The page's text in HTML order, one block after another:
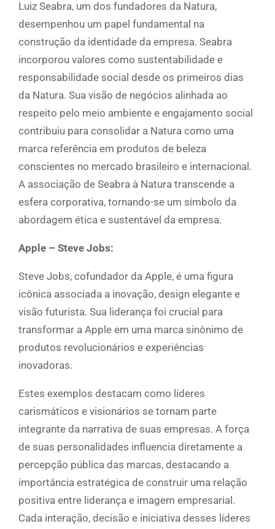
Luiz Seabra, um dos fundadores da Natura,
desempenhou um papel fundamental na
construção da identidade da empresa. Seabra
incorporou valores como sustentabilidade e
responsabilidade social desde os primeiros dias
da Natura. Sua visão de negócios alinhada ao
respeito pelo meio ambiente e engajamento social
contribuiu para consolidar a Natura como uma
marca referência em produtos de beleza
conscientes no mercado brasileiro e internacional.
A associação de Seabra à Natura transcende a
esfera corporativa, tornando-se um símbolo da
abordagem ética e sustentável da empresa.
Apple – Steve Jobs:
Steve Jobs, cofundador da Apple, é uma figura
icônica associada a inovação, design elegante e
visão futurista. Sua liderança foi crucial para
transformar a Apple em uma marca sinônimo de
produtos revolucionários e experiências
inovadoras.
Estes exemplos destacam como líderes
carismáticos e visionários se tornam parte
integrante da narrativa de suas empresas. A força
de suas personalidades influencia diretamente a
percepção pública das marcas, destacando a
importância estratégica de construir uma relação
positiva entre liderança e imagem empresarial.
Cada interação, decisão e iniciativa desses líderes